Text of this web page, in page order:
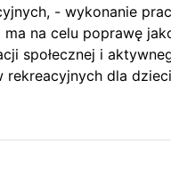
- wykonanie
na celu poprawę
społecznej i
dla